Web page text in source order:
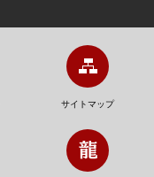
サイトマップ